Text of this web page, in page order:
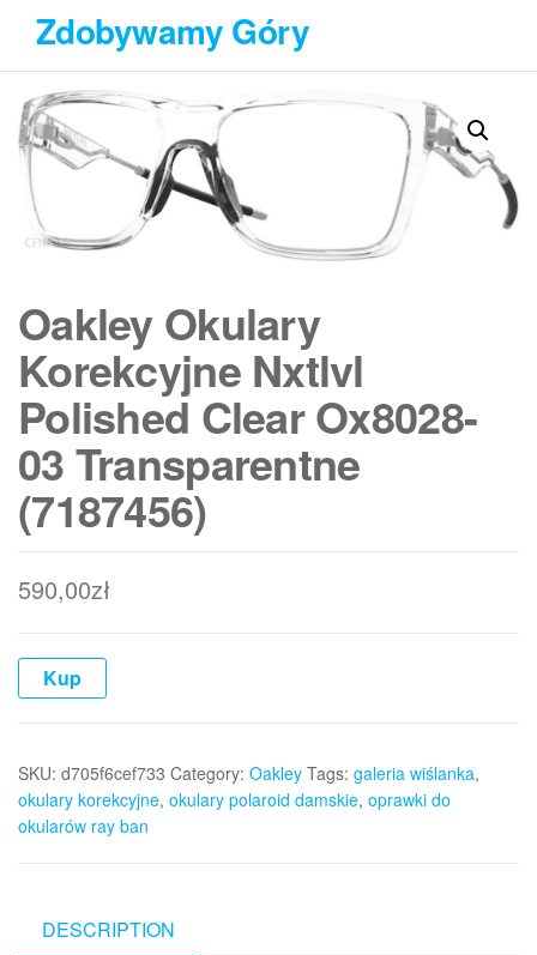
Przejdź
treści
Zdobywamy Góry
Oakley Okulary
Korekcyjne Nxtlvl
Polished Clear Ox8028-
03 Transparentne
(7187456)
590,00zł
Kup
SKU: d705f6cef733 Category: Oakley Tags: galeria wiślanka,
okulary korekcyjne, okulary polaroid damskie, oprawki do
okularów ray ban
DESCRIPTION